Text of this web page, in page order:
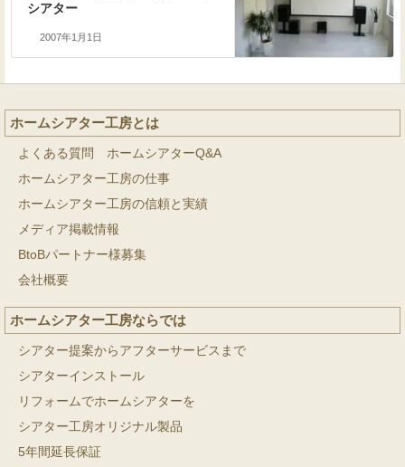
シアター
2007年1月1日
ホームシアター工房とは
よくある質問 ホームシアターQ&A
ホームシアター工房の仕事
ホームシアター工房の信頼と実績
メディア掲載情報
BtoBパートナー様募集
会社概要
ホームシアター工房ならでは
シアター提案からアフターサービスまで
シアターインストール
リフォームでホームシアターを
シアター工房オリジナル製品
5年間延長保証